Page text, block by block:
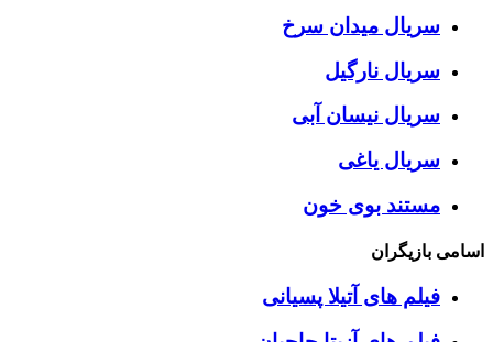
سریال میدان سرخ
سریال نارگیل
سریال نیسان آبی
سریال یاغی
مستند بوی خون
اسامی بازیگران
فیلم های آتیلا پسیانی